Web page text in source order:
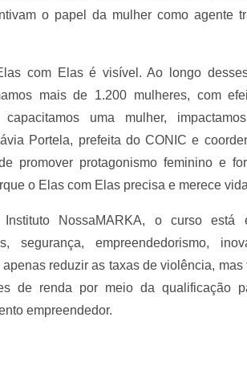
o papel da mulher como agente
com Elas é visível. Ao longo
mais de 1.200 mulheres, com
capacitamos uma mulher,
Portela, prefeita do CONIC e
promover protagonismo feminino e
o Elas com Elas precisa e merece
Instituto NossaMARKA, o curso está
segurança, empreendedorismo,
reduzir as taxas de violência,
de renda por meio da qualificação
empreendedor.